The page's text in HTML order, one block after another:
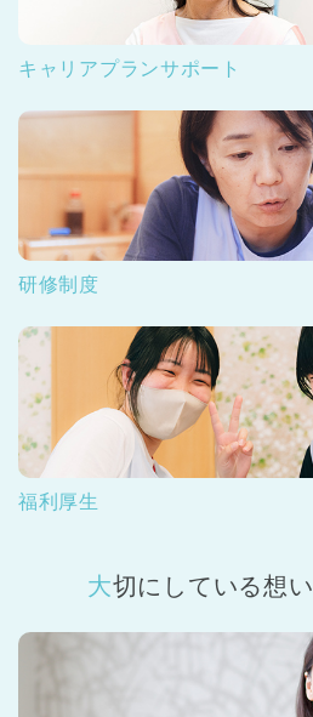
キャリアプランサポート
研修制度
福利厚生
大切にしている想い